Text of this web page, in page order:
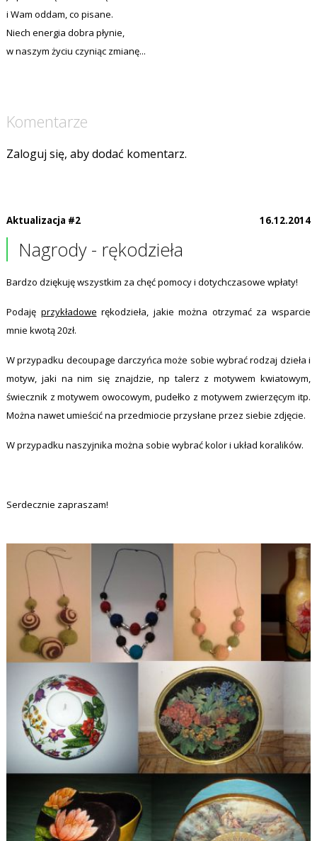
i Wam oddam, co pisane.
Niech energia dobra płynie,
w naszym życiu czyniąc zmianę...
Komentarze
Zaloguj się, aby dodać komentarz.
Aktualizacja #2 16.12.2014
Nagrody - rękodzieła
Bardzo dziękuję wszystkim za chęć pomocy i dotychczasowe wpłaty!
Podaję przykładowe rękodzieła, jakie można otrzymać za wsparcie
mnie kwotą 20zł.
W przypadku decoupage darczyńca może sobie wybrać rodzaj dzieła i
motyw, jaki na nim się znajdzie, np talerz z motywem kwiatowym,
świecznik z motywem owocowym, pudełko z motywem zwierzęcym itp.
Można nawet umieścić na przedmiocie przysłane przez siebie zdjęcie.
W przypadku naszyjnika można sobie wybrać kolor i układ koralików.
Serdecznie zapraszam!